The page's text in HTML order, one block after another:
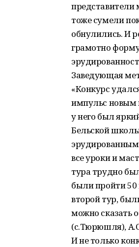
представители
тоже сумели
обнулились. И
грамотно
Заведующая
«Конкурс
импульс новым
у него был
Бельской
эрудированным
все уроки и
тура трудно
были пройти 50
второй тур,
можно сказать
(с.Тюрюшля),
И не только